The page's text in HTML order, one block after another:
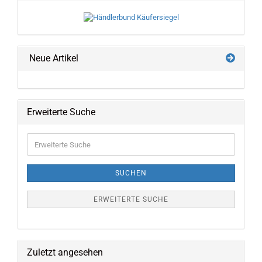
Neue Artikel
Erweiterte Suche
Suche
SUCHEN
ERWEITERTE SUCHE
Zuletzt angesehen